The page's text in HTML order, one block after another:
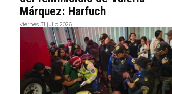
Márquez: Harfuch
viernes 31 julio 2026